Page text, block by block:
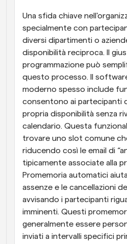
Una sfida chiave
specialmente con
diversi dipartimenti o
disponibilità reciproca. Il
programmazione può
questo processo. Il
moderno spesso include
consentono ai partecipanti
propria disponibilità senza
calendario. Questa
trovare uno slot comune
riducendo così le email di
tipicamente associate alla
Promemoria automatici
assenze e le cancellazioni
avvisando i partecipanti
imminenti. Questi
generalmente essere
inviati a intervalli specifici